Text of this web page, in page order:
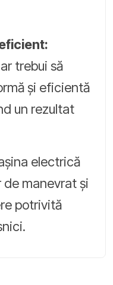
trebui să
și eficientă
un rezultat
electrică
de manevrat și
potrivită